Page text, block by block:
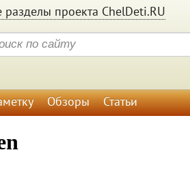
разделы проекта ChelDeti.RU
Обзоры Статьи